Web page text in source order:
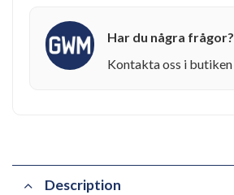
Har du några frågor?
Kontakta oss i butiken
Description